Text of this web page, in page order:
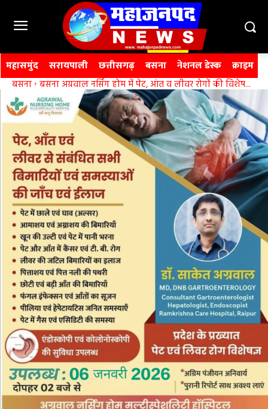
महासमुंद सरायपाली छत्तीसगढ़ बसना नेशनल डेस्क क्राइम
बसना बसना अग्रवाल नर्सिंग होम में पेट, आंत व लीवर रोगों की विशेष...